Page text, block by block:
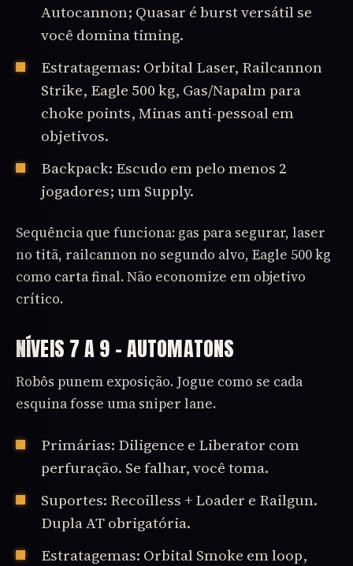
Autocannon; Quasar é burst versátil se
você domina timing.
Estratagemas: Orbital Laser, Railcannon
Strike, Eagle 500 kg, Gas/Napalm para
choke points, Minas anti-pessoal em
objetivos.
Backpack: Escudo em pelo menos 2
jogadores; um Supply.
Sequência que funciona: gas para segurar, laser
no titã, railcannon no segundo alvo, Eagle 500 kg
como carta final. Não economize em objetivo
crítico.
NÍVEIS 7 A 9 – AUTOMATONS
Robôs punem exposição. Jogue como se cada
esquina fosse uma sniper lane.
Primárias: Diligence e Liberator com
perfuração. Se falhar, você toma.
Suportes: Recoilless + Loader e Railgun.
Dupla AT obrigatória.
Estratagemas: Orbital Smoke em loop,